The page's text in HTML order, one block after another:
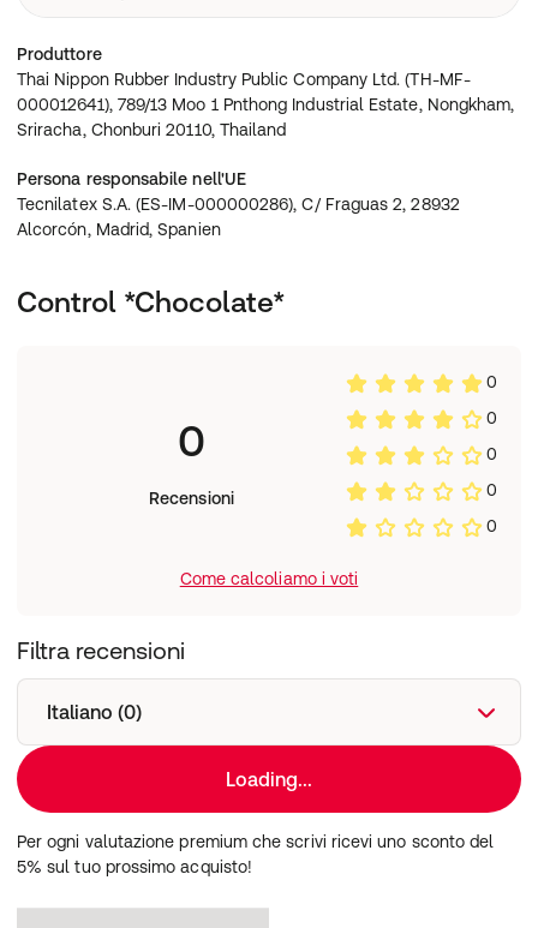
Thai Nippon Rubber Industry Public Company Ltd. (TH-
MF-000012641), 789/13 Moo 1 Pnthong Industrial Estate,
Nongkham, Sriracha, Chonburi 20110, Thailand
Produttore
Thai Nippon Rubber Industry Public Company Ltd. (TH-MF-
000012641), 789/13 Moo 1 Pnthong Industrial Estate, Nongkham,
Sriracha, Chonburi 20110, Thailand
Persona responsabile nell'UE
Tecnilatex S.A. (ES-IM-000000286), C/ Fraguas 2, 28932
Alcorcón, Madrid, Spanien
Control *Chocolate*
0
Recensioni
0
0
0
0
0
Come calcoliamo i voti
Filtra recensioni
Italiano (0)
Loading...
Per ogni valutazione premium che scrivi ricevi uno sconto del
5% sul tuo prossimo acquisto!